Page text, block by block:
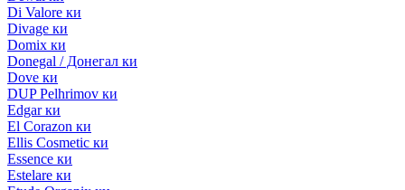
Di Valore ки
Divage ки
Domix ки
Donegal / Донегал ки
Dove ки
DUP Pelhrimov ки
Edgar ки
El Corazon ки
Ellis Cosmetic ки
Essence ки
Estelare ки